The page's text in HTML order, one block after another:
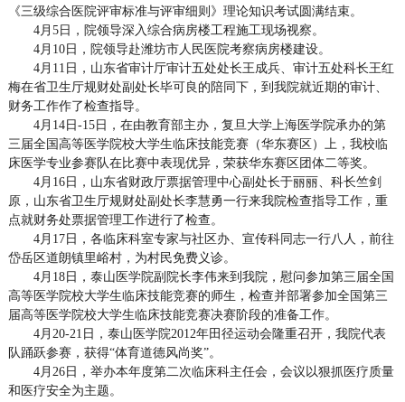
《三级综合医院评审标准与评审细则》理论知识考试圆满结束。
4月5日，院领导深入综合病房楼工程施工现场视察。
4月10日，院领导赴潍坊市人民医院考察病房楼建设。
4月11日，山东省审计厅审计五处处长王成兵、审计五处科长王红
梅在省卫生厅规财处副处长毕可良的陪同下，到我院就近期的审计、
财务工作作了检查指导。
4月14日-15日，在由教育部主办，复旦大学上海医学院承办的第
三届全国高等医学院校大学生临床技能竞赛（华东赛区）上，我校临
床医学专业参赛队在比赛中表现优异，荣获华东赛区团体二等奖。
4月16日，山东省财政厅票据管理中心副处长于丽丽、科长竺剑
原，山东省卫生厅规财处副处长李慧勇一行来我院检查指导工作，重
点就财务处票据管理工作进行了检查。
4月17日，各临床科室专家与社区办、宣传科同志一行八人，前往
岱岳区道朗镇里峪村，为村民免费义诊。
4月18日，泰山医学院副院长李伟来到我院，慰问参加第三届全国
高等医学院校大学生临床技能竞赛的师生，检查并部署参加全国第三
届高等医学院校大学生临床技能竞赛决赛阶段的准备工作。
4月20-21日，泰山医学院2012年田径运动会隆重召开，我院代表
队踊跃参赛，获得“体育道德风尚奖”。
4月26日，举办本年度第二次临床科主任会，会议以狠抓医疗质量
和医疗安全为主题。